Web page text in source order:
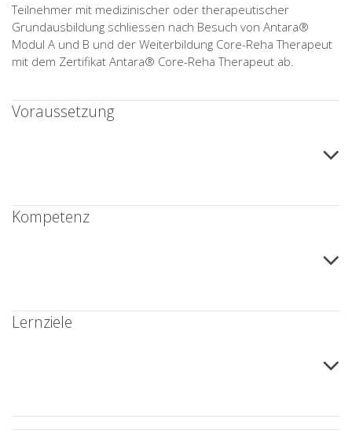
Teilnehmer mit medizinischer oder therapeutischer
Grundausbildung schliessen nach Besuch von Antara®
Modul A und B und der Weiterbildung Core-Reha Therapeut
mit dem Zertifikat Antara® Core-Reha Therapeut ab.
Voraussetzung
Kompetenz
Lernziele